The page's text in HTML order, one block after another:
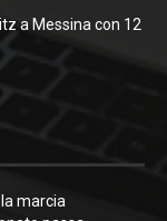
a Messina con 12
marcia